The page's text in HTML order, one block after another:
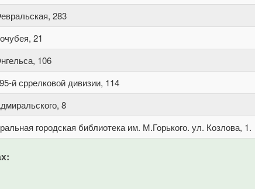
283
21
106
й сррелковой дивизии, 114
8
городская библиотека им. М.Горького. ул. Козлова, 1.